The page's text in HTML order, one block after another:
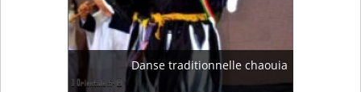
Danse traditionnelle chaouia